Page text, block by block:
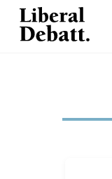
Skip
content